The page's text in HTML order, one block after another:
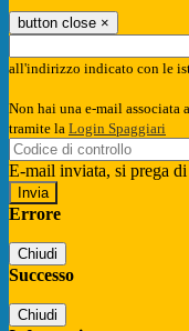
button close ×
all'indirizzo indicato con le
Non hai una e-mail associata
tramite la Login Spaggiari
E-mail inviata, si prega
Errore
Chiudi
Successo
Chiudi